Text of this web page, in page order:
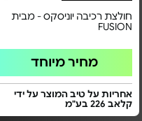
חולצת רכיבה יוניסקס - מבית
FUSION
מחיר מיוחד
אחריות על טיב המוצר על ידי
קלאב 226 בע"מ